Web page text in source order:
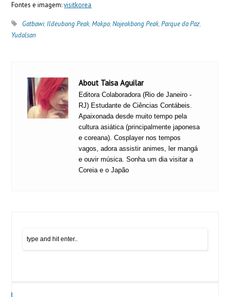
Fontes e imagem:visitkorea
Gatbawi, Ildeubong Peak,Mokpo,Nojeokbong Peak,Parque da Paz,
Yudalsan
About Taisa Aguilar
Editora Colaboradora (Rio de Janeiro -
RJ) Estudante de Ciências Contábeis.
Apaixonada desde muito tempo pela
cultura asiática (principalmente japonesa
e coreana). Cosplayer nos tempos
vagos, adora assistir animes, ler mangá
e ouvir música. Sonha um dia visitar a
Coreia e o Japão